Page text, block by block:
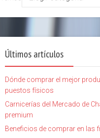
Últimos artículos
Dónde comprar el mejor
puestos físicos
Carnicerías del Mercado de
premium
Beneficios de comprar en las